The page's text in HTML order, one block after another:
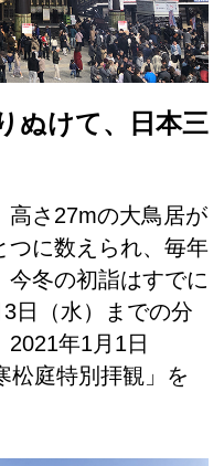
ぬけて、日本三
高さ27mの大鳥居が
つに数えられ、毎年
今冬の初詣はすでに
日（水）までの分
年1月1日
松庭特別拝観」を